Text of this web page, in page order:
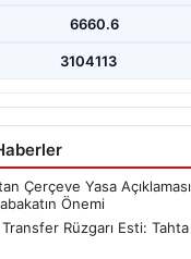
6660.6
3104113
Çerçeve Yasa
Önemi
Rüzgarı Esti: Tahta